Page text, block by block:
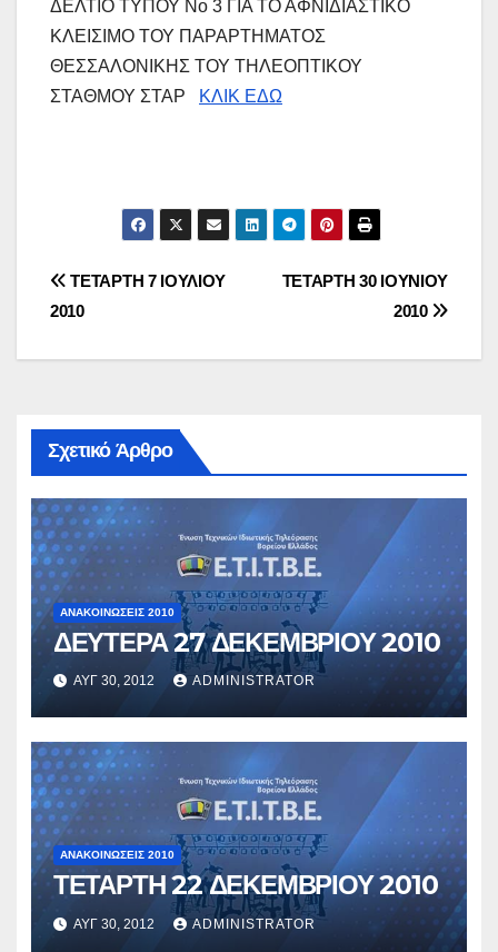
ΔΕΛΤΙΟ ΤΥΠΟΥ Νο 3 ΓΙΑ ΤΟ ΑΦΝΙΔΙΑΣΤΙΚΟ
ΚΛΕΙΣΙΜΟ ΤΟΥ ΠΑΡΑΡΤΗΜΑΤΟΣ
ΘΕΣΣΑΛΟΝΙΚΗΣ ΤΟΥ ΤΗΛΕΟΠΤΙΚΟΥ
ΣΤΑΘΜΟΥ ΣΤΑΡ
ΚΛΙΚ ΕΔΩ
Πλοήγηση
ΤΕΤΑΡΤΗ 30 ΙΟΥΝΙΟΥ
2010
ΤΕΤΑΡΤΗ 7 ΙΟΥΛΙΟΥ
2010
Σχετικό Άρθρο
ΑΝΑΚΟΙΝΏΣΕΙΣ 2010
ΔΕΥΤΕΡΑ 27 ΔΕΚΕΜΒΡΙΟΥ 2010
ΑΥΓ 30, 2012 ADMINISTRATOR
ΑΝΑΚΟΙΝΏΣΕΙΣ 2010
ΤΕΤΑΡΤΗ 22 ΔΕΚΕΜΒΡΙΟΥ 2010
ΑΥΓ 30, 2012 ADMINISTRATOR